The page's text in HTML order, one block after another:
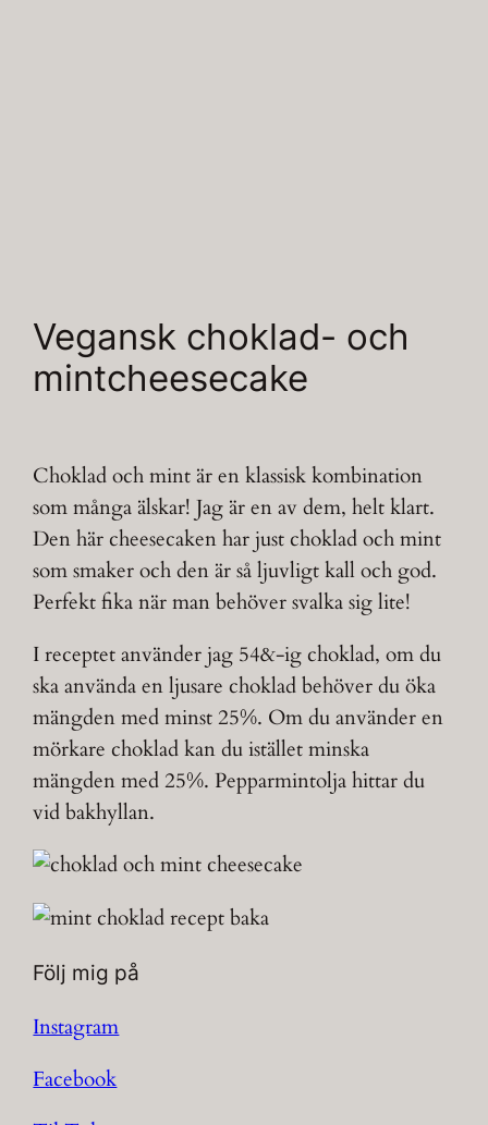
Vegansk choklad- och
mintcheesecake
Choklad och mint är en klassisk kombination
som många älskar! Jag är en av dem, helt klart.
Den här cheesecaken har just choklad och mint
som smaker och den är så ljuvligt kall och god.
Perfekt fika när man behöver svalka sig lite!
I receptet använder jag 54&-ig choklad, om du
ska använda en ljusare choklad behöver du öka
mängden med minst 25%. Om du använder en
mörkare choklad kan du istället minska
mängden med 25%. Pepparmintolja hittar du
vid bakhyllan.
Följ mig på
Instagram
Facebook